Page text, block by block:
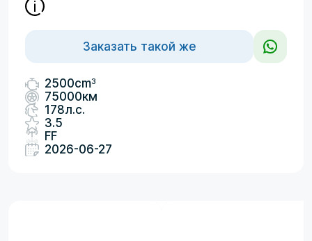
Заказать такой же
2500cm3
75000км
178л.с.
3.5
FF
2026-06-27